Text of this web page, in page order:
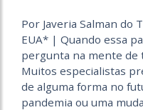
Por Javeria Salman do
EUA* | Quando essa
pergunta na mente de
Muitos especialistas
de alguma forma no
pandemia ou uma